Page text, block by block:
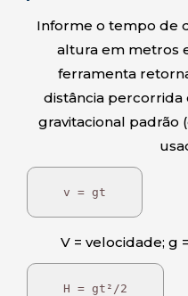
Informe o tempo de
altura em metros
ferramenta
distância percorrida
gravitacional padrão
v = gt
V = velocidade; g
H = gt²/2